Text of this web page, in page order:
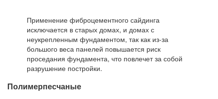
Применение фиброцементного сайдинга
исключается в старых домах, и домах с
неукрепленным фундаментом, так как из-за
большого веса панелей повышается риск
проседания фундамента, что повлечет за собой
разрушение постройки.
Полимерпесчаные